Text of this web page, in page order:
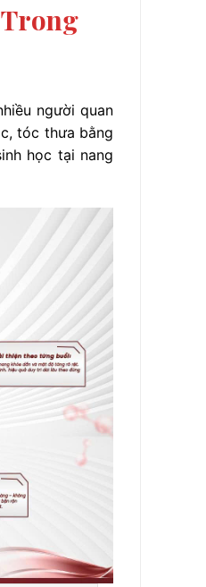
người quan
tóc thưa bằng
học tại nang